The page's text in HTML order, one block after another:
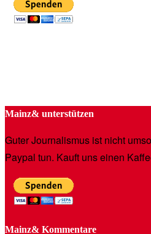
Mainz& unterstützen
Guter Journalismus ist nicht
Paypal tun. Kauft uns einen
Mainz& Kommentare